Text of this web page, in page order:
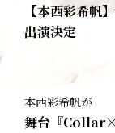
【本西彩希
出演決定
本西彩希帆が
舞台『